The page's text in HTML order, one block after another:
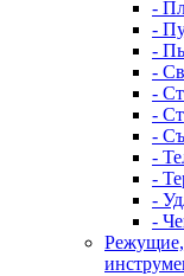
-
-
-
-
-
-
-
-
-
-
-